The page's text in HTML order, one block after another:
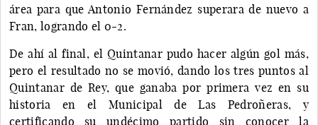
área para que Antonio Fernández superara de nuevo a
Fran, logrando el 0-2.
De ahí al final, el Quintanar pudo hacer algún gol más,
pero el resultado no se movió, dando los tres puntos al
Quintanar de Rey, que ganaba por primera vez en su
historia en el Municipal de Las Pedroñeras, y
certificando su undécimo partido sin conocer la